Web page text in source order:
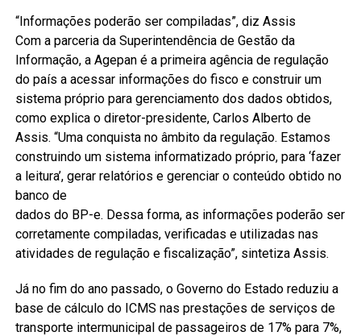
“Informações poderão ser compiladas”, diz Assis
Com a parceria da Superintendência de Gestão da
Informação, a Agepan é a primeira agência de regulação
do país a acessar informações do fisco e construir um
sistema próprio para gerenciamento dos dados obtidos,
como explica o diretor-presidente, Carlos Alberto de
Assis. “Uma conquista no âmbito da regulação. Estamos
construindo um sistema informatizado próprio, para ‘fazer
a leitura’, gerar relatórios e gerenciar o conteúdo obtido no
banco de
dados do BP-e. Dessa forma, as informações poderão ser
corretamente compiladas, verificadas e utilizadas nas
atividades de regulação e fiscalização”, sintetiza Assis.
Já no fim do ano passado, o Governo do Estado reduziu a
base de cálculo do ICMS nas prestações de serviços de
transporte intermunicipal de passageiros de 17% para 7%,